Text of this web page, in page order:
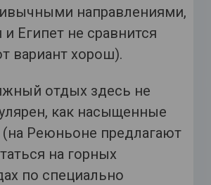
направлениями,
и Египет не сравнится
вариант хорош).
отдых здесь не
как насыщенные
(на Реюньоне предлагают
на горных
по специально